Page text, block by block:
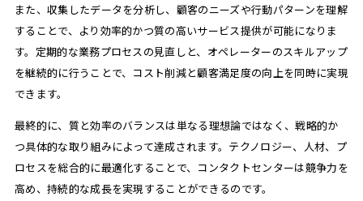
また、収集したデータを分析し、顧客のニーズや行動パターンを理解
することで、より効率的かつ質の高いサービス提供が可能になりま
す。定期的な業務プロセスの見直しと、オペレーターのスキルアップ
を継続的に行うことで、コスト削減と顧客満足度の向上を同時に実現
できます。
最終的に、質と効率のバランスは単なる理想論ではなく、戦略的か
つ具体的な取り組みによって達成されます。テクノロジー、人材、プ
ロセスを総合的に最適化することで、コンタクトセンターは競争力を
高め、持続的な成長を実現することができるのです。